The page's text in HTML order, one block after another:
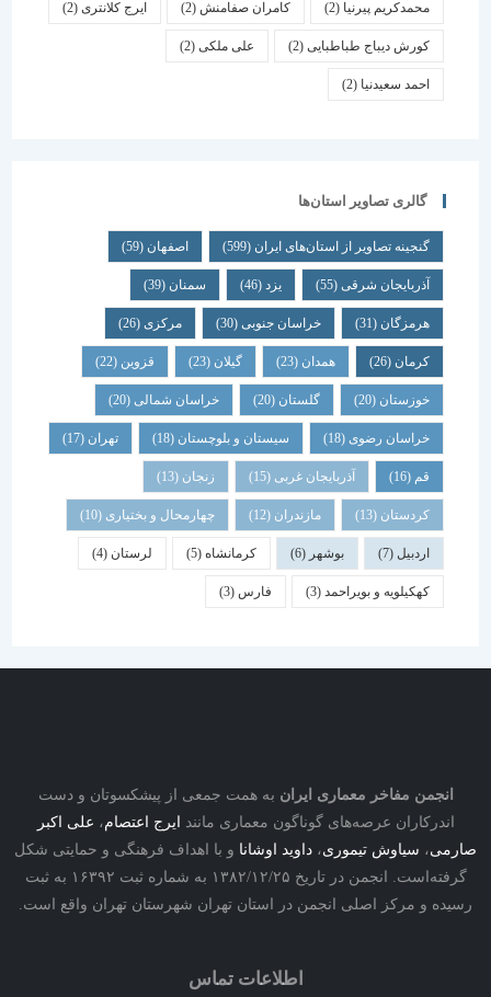
محمدکریم پیرنیا (2) کامران صفامنش(2) ایرج کلانتری (2)
کورش دیباج طباطبایی(2) علی ملکی(2)
احمد سعیدنیا (2)
گالری تصاویر استان‌ها
گنجینه تصاویر از استان‌های ایران(599) اصفهان (59)
آذربایجان شرقی(55) یزد سمنان (39)
هرمزگان(31) خراسان جنوبی(30) مرکزی (26)
همدان گیلان قزوین
خوزستان(20) گلستان (20) خراسان شمالی(20)
خراسان رضوی(18) سیستان و بلوچستان(18) تهران
آذربایجان غربی(15) زنجان
کردستان(13) مازندران(12) چهارمحال و بختیاری (10)
بوشهر کرمانشاه(5) لرستان (4)
کهکیلویه و بویراحمد(3) فارس
مفاخر معماری ایرانبه همت جمعی از پیشکسوتان و دست
عرصه‌های گوناگون معماری مانندایرج اعتصام،علی اکبر
،سیاوش تیموری،داوید اوشاناو با اهداف فرهنگی و حمایتی شکل
گرفته‌است. انجمن در تاریخ ۱۳۸۲/۱۲/۲۵ به شماره ثبت ۱۶۳۹۲ به ثبت
و مرکز اصلی انجمن در استان تهران شهرستان تهران واقع است.
اطلاعات تماس